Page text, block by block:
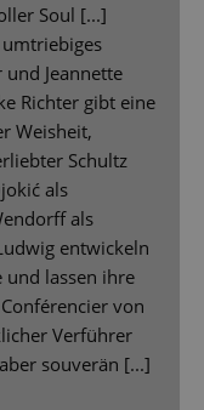
Soul [...]
umtriebiges
Jeannette
Richter gibt eine
Weisheit,
Schultz
als
als
entwickeln
und lassen ihre
von
Verführer
souverän [...]